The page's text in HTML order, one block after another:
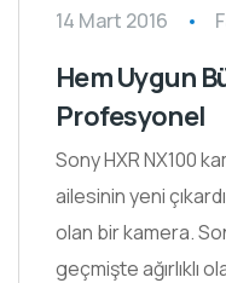
14 Mart 2016
Hem Uygun
Profesyonel
Sony HXR NX100
ailesinin yeni
olan bir kamera.
geçmişte ağırlıklı